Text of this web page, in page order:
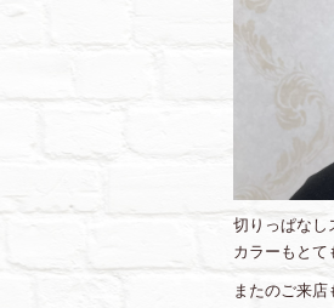
切りっぱなし
カラーもとて
またのご来店